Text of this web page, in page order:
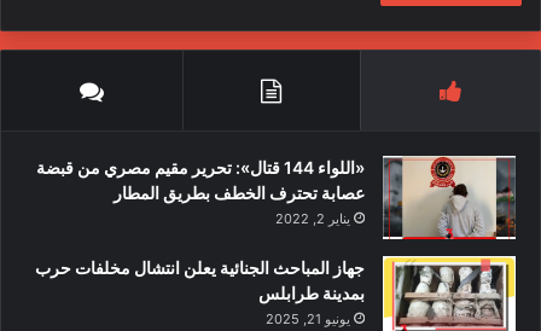
«اللواء 144 قتال»: تحرير مقيم مصري من قبضة
عصابة تحترف الخطف بطريق المطار
يناير 2, 2022
جهاز المباحث الجنائية يعلن انتشال مخلفات حرب
بمدينة طرابلس
يونيو 21, 2025